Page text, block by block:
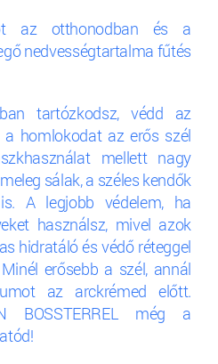
az otthonodban és a
nedvességtartalma fűtés
tartózkodsz, védd az
homlokodat az erős szél
mellett nagy
sálak, a széles kendők
A legjobb védelem, ha
használsz, mivel azok
hidratáló és védő réteggel
erősebb a szél, annál
az arckrémed előtt.
BOSSTERREL még a